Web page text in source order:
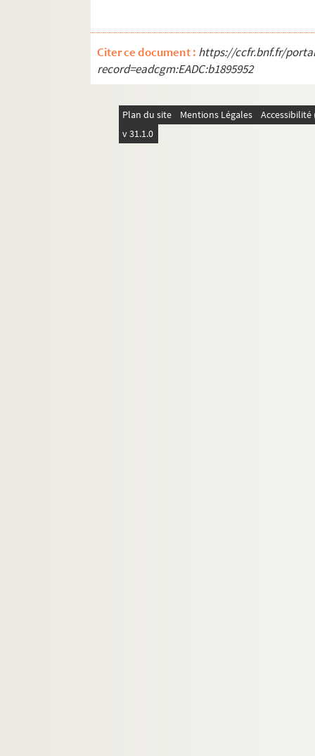
Citer ce document : https://ccfr.bnf.fr/
record=eadcgm:EADC:b1895952
Plan du site Mentions Légales
v 31.1.0